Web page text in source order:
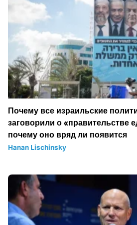
Почему все израильские
заговорили о «правительстве
почему оно вряд ли появится
Hanan Lischinsky